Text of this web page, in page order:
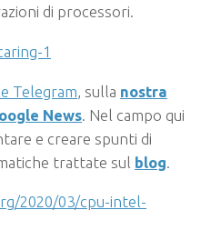
di processori.
Telegram, sulla nostra
News. Nel campo qui
e creare spunti di
trattate sul blog.
2020/03/cpu-intel-